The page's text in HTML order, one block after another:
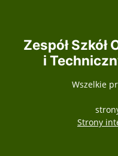
Zespół Szkół
i
Wszelkie
Strony